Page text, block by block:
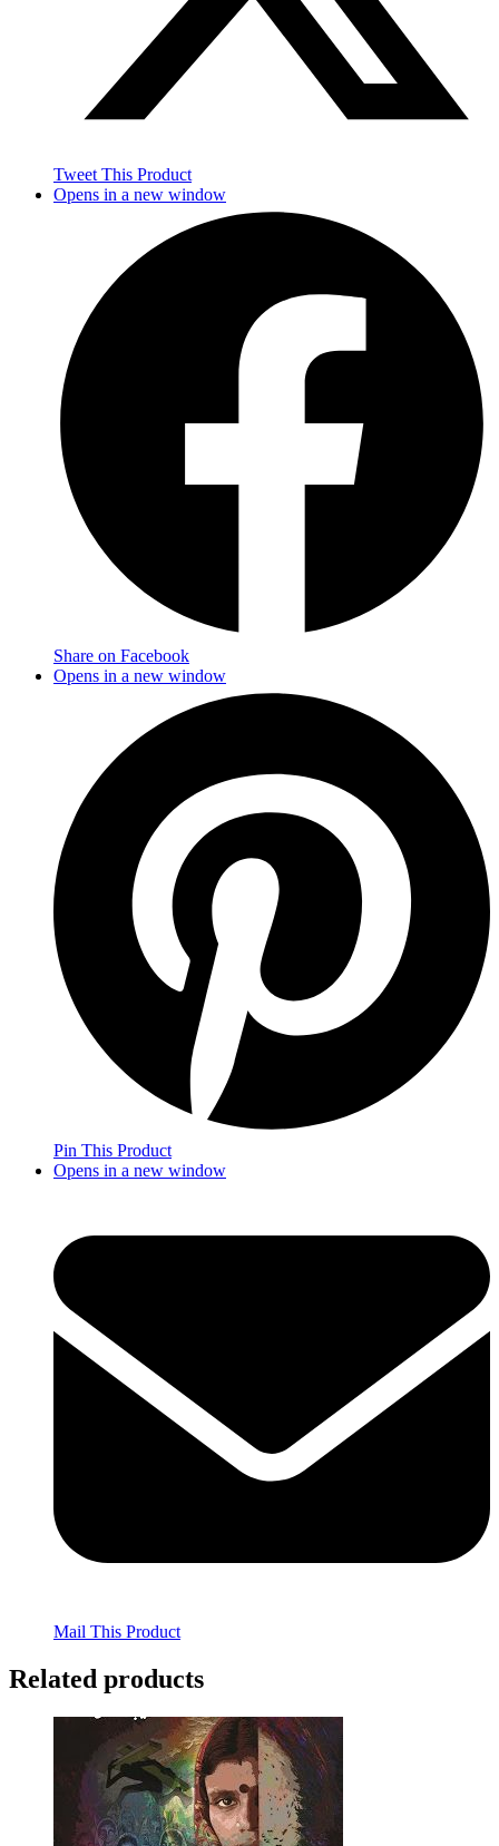
Tweet This Product
Opens in a new window
Share on Facebook
Opens in a new window
Pin This Product
Opens in a new window
Mail This Product
Related products